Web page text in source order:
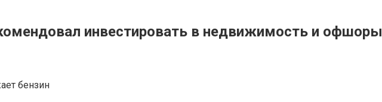
инвестировать в недвижимость и офшоры
бензин